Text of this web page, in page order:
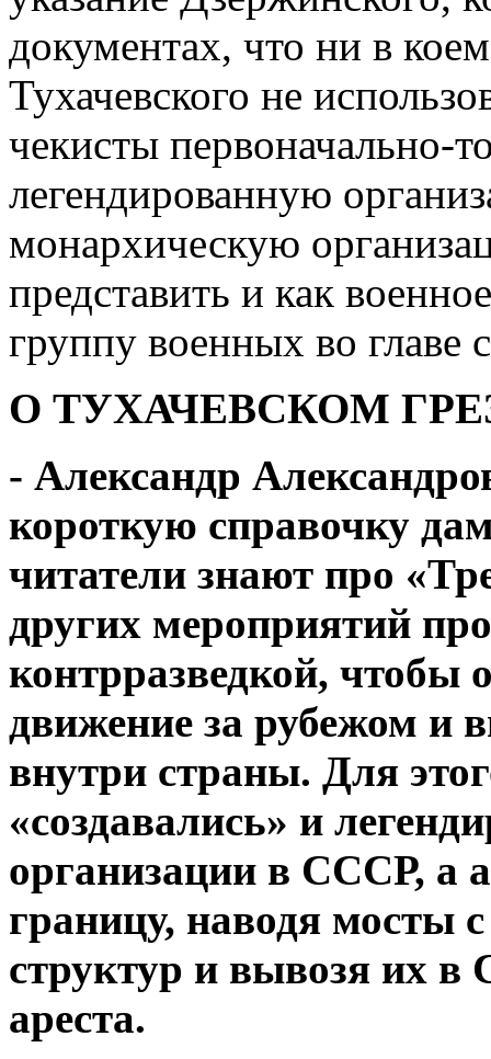
документах, что ни в
Тухачевского не
чекисты первоначально-
легендированную
монархическую
представить и как
группу военных во главе
О ТУХАЧЕВСКОМ
- Александр
короткую справочку
читатели знают про
других мероприятий
контрразведкой, чтобы
движение за рубежом и
внутри страны. Для
«создавались» и
организации в СССР, а
границу, наводя мосты
структур и вывозя их
ареста.